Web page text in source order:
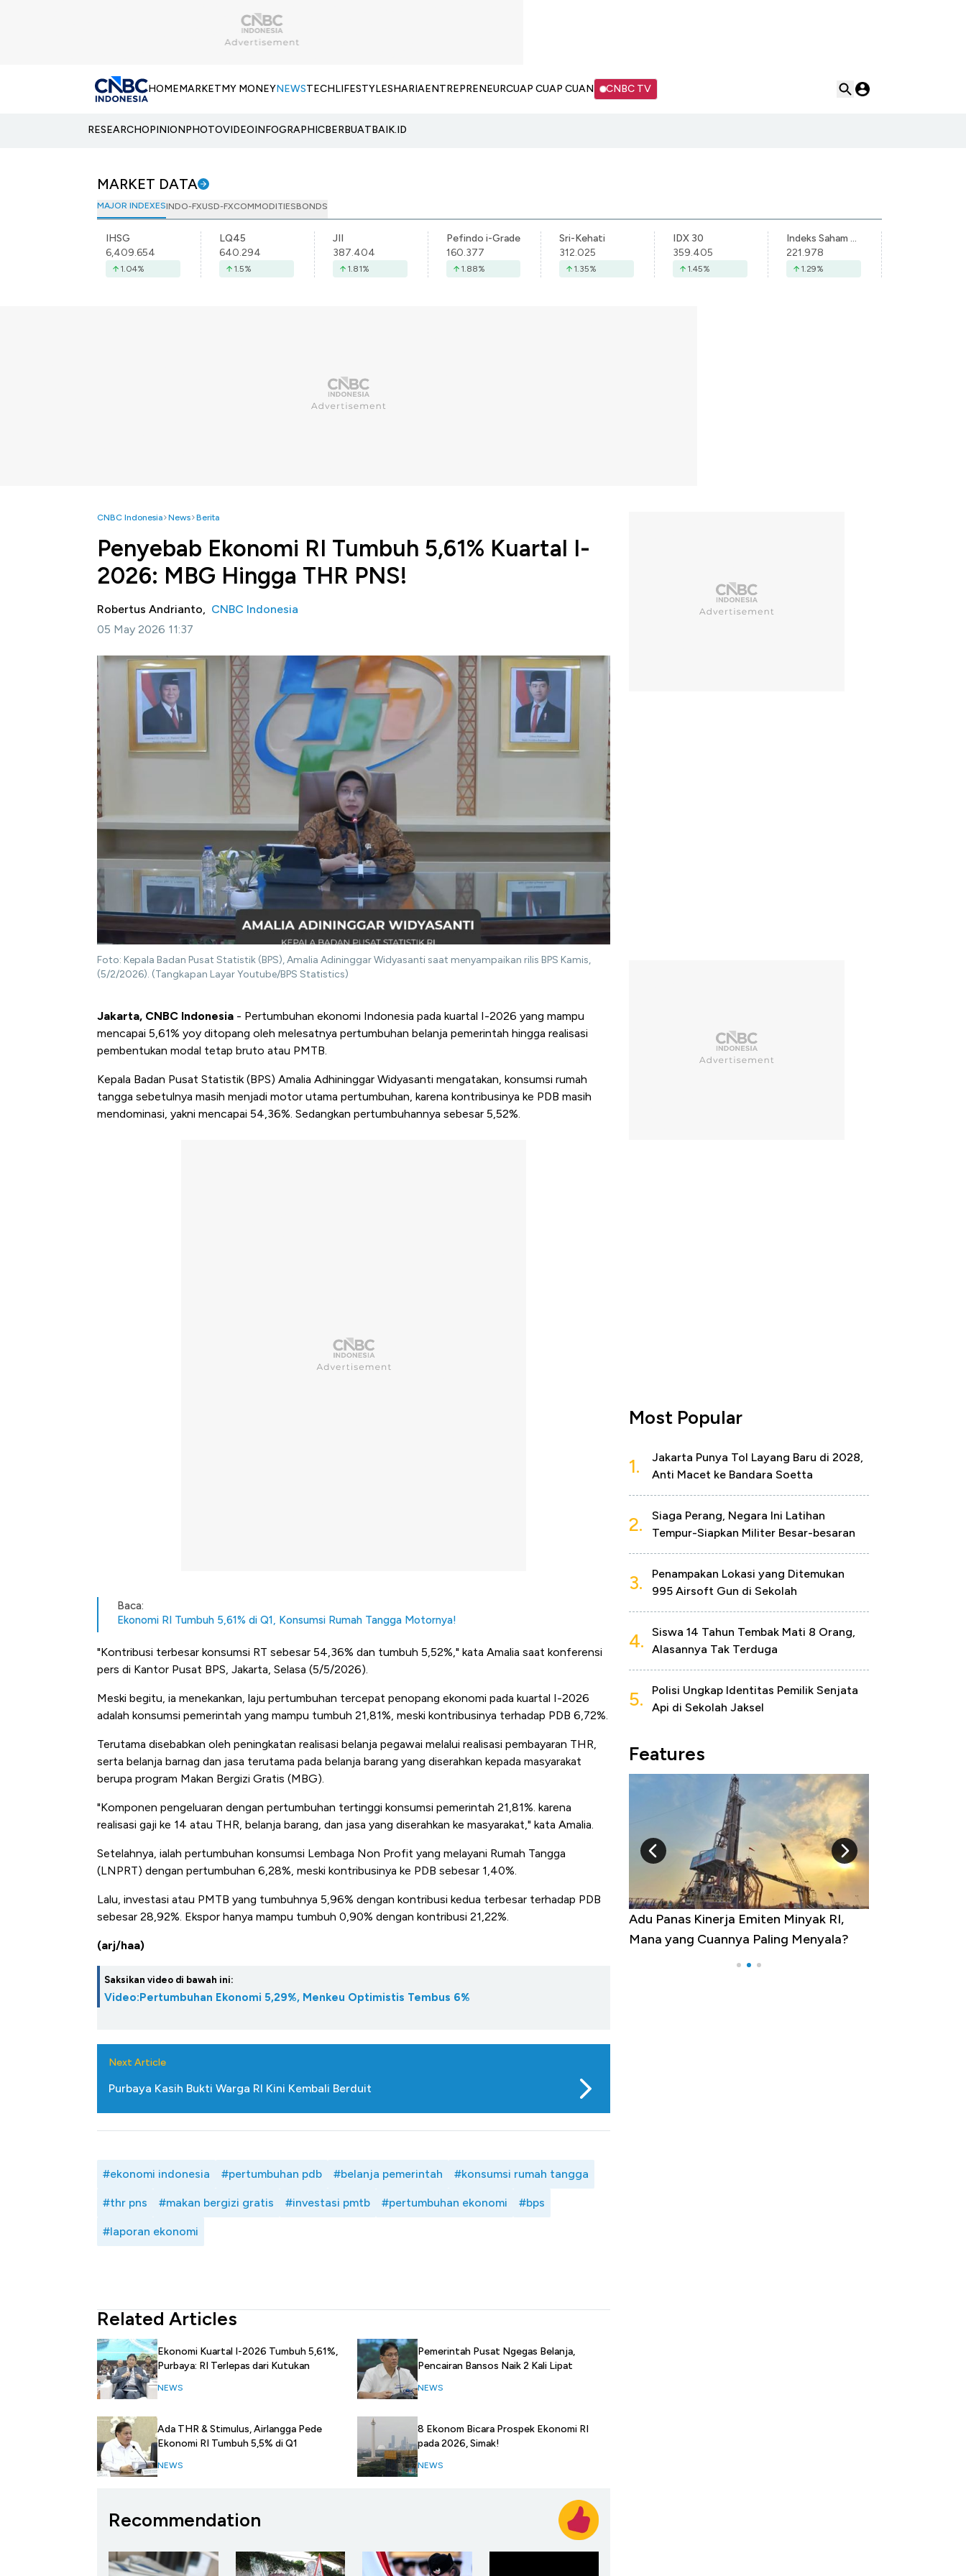
HOMEMARKETMY MONEYNEWSTECHLIFESTYLESHARIAENTREPRENEURCUAP CUAP CUAN CNBC TV
RESEARCHOPINIONPHOTOVIDEOINFOGRAPHICBERBUATBAIK.ID
MARKET DATA
MAJOR INDEXESINDO-FXUSD-FXCOMMODITIESBONDS
IHSG
6,409.654
1.04%
LQ45
640.294
1.5%
JII
387.404
1.81%
Pefindo i-Grade
160.377
1.88%
Sri-Kehati
312.025
1.35%
IDX 30
359.405
1.45%
Indeks Saham Syariah Indonesia
221.978
1.29%
CNBC Indonesia News Berita
Penyebab Ekonomi RI Tumbuh 5,61% Kuartal I-
2026: MBG Hingga THR PNS!
Robertus Andrianto, CNBC Indonesia
05 May 2026 11:37
Foto: Kepala Badan Pusat Statistik (BPS), Amalia Adininggar Widyasanti saat menyampaikan rilis BPS Kamis,
(5/2/2026). (Tangkapan Layar Youtube/BPS Statistics)
Jakarta, CNBC Indonesia - Pertumbuhan ekonomi Indonesia pada kuartal I-2026 yang mampu
mencapai 5,61% yoy ditopang oleh melesatnya pertumbuhan belanja pemerintah hingga realisasi
pembentukan modal tetap bruto atau PMTB.
Kepala Badan Pusat Statistik (BPS) Amalia Adhininggar Widyasanti mengatakan, konsumsi rumah
tangga sebetulnya masih menjadi motor utama pertumbuhan, karena kontribusinya ke PDB masih
mendominasi, yakni mencapai 54,36%. Sedangkan pertumbuhannya sebesar 5,52%.
Baca:
Ekonomi RI Tumbuh 5,61% di Q1, Konsumsi Rumah Tangga Motornya!
"Kontribusi terbesar konsumsi RT sebesar 54,36% dan tumbuh 5,52%," kata Amalia saat konferensi
pers di Kantor Pusat BPS, Jakarta, Selasa (5/5/2026).
Meski begitu, ia menekankan, laju pertumbuhan tercepat penopang ekonomi pada kuartal I-2026
adalah konsumsi pemerintah yang mampu tumbuh 21,81%, meski kontribusinya terhadap PDB 6,72%.
Terutama disebabkan oleh peningkatan realisasi belanja pegawai melalui realisasi pembayaran THR,
serta belanja barnag dan jasa terutama pada belanja barang yang diserahkan kepada masyarakat
berupa program Makan Bergizi Gratis (MBG).
"Komponen pengeluaran dengan pertumbuhan tertinggi konsumsi pemerintah 21,81%. karena
realisasi gaji ke 14 atau THR, belanja barang, dan jasa yang diserahkan ke masyarakat," kata Amalia.
Setelahnya, ialah pertumbuhan konsumsi Lembaga Non Profit yang melayani Rumah Tangga
(LNPRT) dengan pertumbuhan 6,28%, meski kontribusinya ke PDB sebesar 1,40%.
Lalu, investasi atau PMTB yang tumbuhnya 5,96% dengan kontribusi kedua terbesar terhadap PDB
sebesar 28,92%. Ekspor hanya mampu tumbuh 0,90% dengan kontribusi 21,22%.
(arj/haa)
Saksikan video di bawah ini:
Video:Pertumbuhan Ekonomi 5,29%, Menkeu Optimistis Tembus 6%
Next Article
Purbaya Kasih Bukti Warga RI Kini Kembali Berduit
#ekonomi indonesia #pertumbuhan pdb #belanja pemerintah #konsumsi rumah tangga
#thr pns #makan bergizi gratis #investasi pmtb #pertumbuhan ekonomi #bps
#laporan ekonomi
Related Articles
Ekonomi Kuartal I-2026 Tumbuh 5,61%,
Purbaya: RI Terlepas dari Kutukan
NEWS
Ada THR & Stimulus, Airlangga Pede
Ekonomi RI Tumbuh 5,5% di Q1
NEWS
Pemerintah Pusat Ngegas Belanja,
Pencairan Bansos Naik 2 Kali Lipat
NEWS
8 Ekonom Bicara Prospek Ekonomi RI
pada 2026, Simak!
NEWS
Recommendation
Most Popular
1.
Jakarta Punya Tol Layang Baru di 2028,
Anti Macet ke Bandara Soetta
2.
Siaga Perang, Negara Ini Latihan
Tempur-Siapkan Militer Besar-besaran
3.
Penampakan Lokasi yang Ditemukan
995 Airsoft Gun di Sekolah
4.
Siswa 14 Tahun Tembak Mati 8 Orang,
Alasannya Tak Terduga
5.
Polisi Ungkap Identitas Pemilik Senjata
Api di Sekolah Jaksel
Features
Kongo Tutup Keran Ekspor, Harga
Adu Panas Kinerja Emiten Minyak RI,
Mana yang Cuannya Paling Menyala?